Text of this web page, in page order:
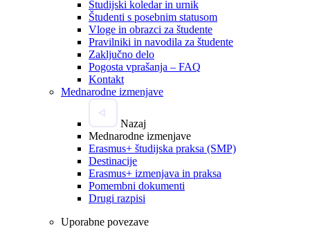
Študijski koledar in urnik
Študenti s posebnim statusom
Vloge in obrazci za študente
Pravilniki in navodila za študente
Zaključno delo
Pogosta vprašanja – FAQ
Kontakt
Mednarodne izmenjave
Nazaj
Mednarodne izmenjave
Erasmus+ študijska praksa (SMP)
Destinacije
Erasmus+ izmenjava in praksa
Pomembni dokumenti
Drugi razpisi
Uporabne povezave